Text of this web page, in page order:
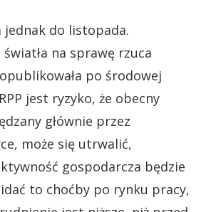
jednak do listopada.
światła na sprawę rzuca
po środowej
jest ryzyko, że obecny
głównie przez
może się utrwalić,
gospodarcza będzie
to choćby po rynku pracy,